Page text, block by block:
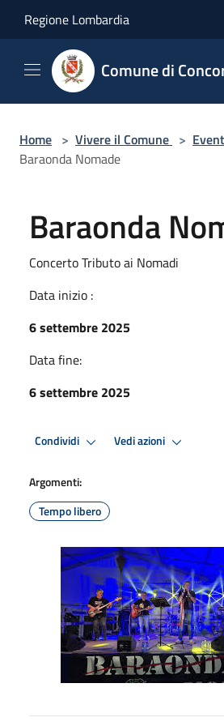
Regione Lombardia
Comune di
Home > Vivere il Comune >
Baraonda Nomade
Baraonda
Concerto Tributo ai Nomadi
Data inizio :
6 settembre 2025
Data fine:
6 settembre 2025
Condividi Vedi azioni
Argomenti:
Tempo libero